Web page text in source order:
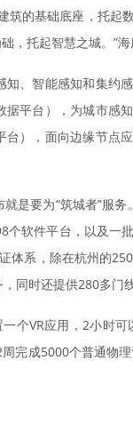
的基础底座，托起
托起智慧之城。”
、智能感知和集约
平台），为城市感
），面向边缘节点
是要为“筑城者”服
软件平台，以及一
体系，除在杭州的
同时还提供280多门
个VR应用，2小时
完成5000个普通物